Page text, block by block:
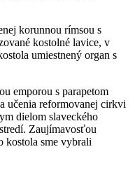
korunnou rímsou s
kostolné lavice, v
umiestnený organ s
emporou s parapetom
učenia reformovanej cirkvi
dielom slaveckého
Zaujímavosťou
kostola sme vybrali